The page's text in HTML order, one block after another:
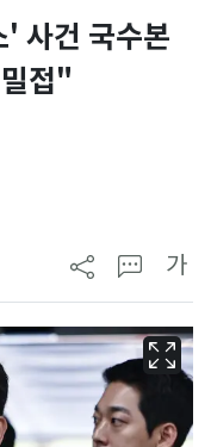
사건 국수본
접"
가